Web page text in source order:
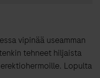
vipinää useamman
tehneet hiljaista
Lopulta